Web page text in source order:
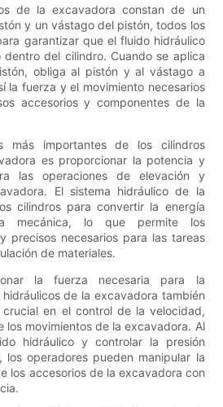
de la excavadora constan de un
y un vástago del pistón, todos los
garantizar que el fluido hidráulico
del cilindro. Cuando se aplica
obliga al pistón y al vástago a
la fuerza y ​​el movimiento necesarios
accesorios y componentes de la
más importantes de los cilindros
es proporcionar la potencia y
las operaciones de elevación y
El sistema hidráulico de la
cilindros para convertir la energía
mecánica, lo que permite los
precisos necesarios para las tareas
de materiales.
la fuerza necesaria para la
de la excavadora también
en el control de la velocidad,
los movimientos de la excavadora. Al
hidráulico y controlar la presión
operadores pueden manipular la
los accesorios de la excavadora con